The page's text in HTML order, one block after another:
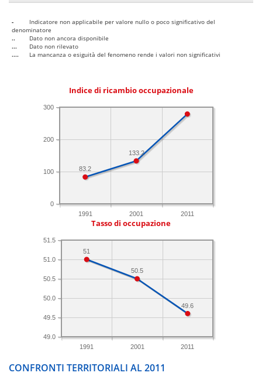
-
Indicatore non applicabile per valore nullo o poco significativo del
denominatore
..
Dato non ancora disponibile
...
Dato non rilevato
....
La mancanza o esiguità del fenomeno rende i valori non significativi
Indice di ricambio occupazionale
1991 2001 2011
0
100
200
300
133.2
83.2
Tasso di occupazione
1991 2001 2011
49.0
49.5
50.0
50.5
51.0
51.5
49.6
50.5
51
CONFRONTI TERRITORIALI AL 2011